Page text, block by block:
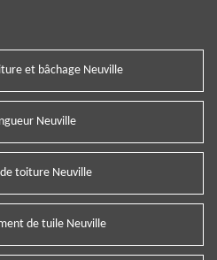
et bâchage Neuville
Neuville
toiture Neuville
de tuile Neuville